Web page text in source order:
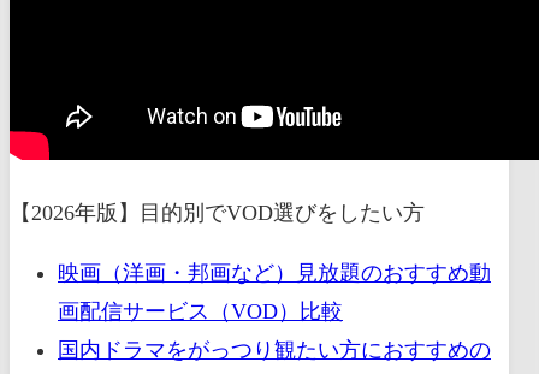
【2026年版】目的別でVOD選びをしたい方
映画（洋画・邦画など）見放題のおすすめ動
画配信サービス（VOD）比較
国内ドラマをがっつり観たい方におすすめの